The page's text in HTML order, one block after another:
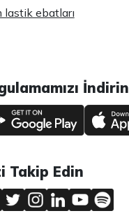
lastik ebatları
İndirin
Takip Edin